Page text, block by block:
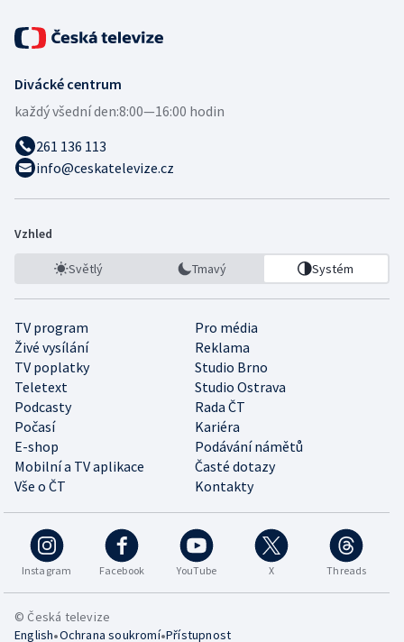
Divácké centrum
každý všední den:8:00—16:00 hodin
261 136 113
info@ceskatelevize.cz
Vzhled
Světlý Tmavý Systém
TV program
Pro média
Živé vysílání
Reklama
TV poplatky
Studio Brno
Teletext
Studio Ostrava
Podcasty
Rada ČT
Počasí
Kariéra
E-shop
Podávání námětů
Mobilní a TV aplikace
Časté dotazy
Vše o ČT
Kontakty
Instagram Facebook YouTube X Threads
© Česká televize
English•Ochrana soukromí•Přístupnost